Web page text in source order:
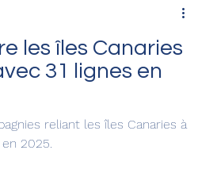
les îles Canaries
31 lignes en
reliant les îles Canaries à
2025.